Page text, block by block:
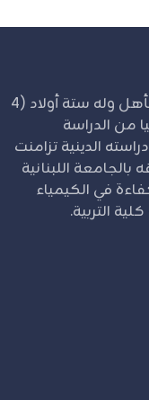
مواليد 1953 كفر فيلا - جنوب لبنان. متأهل وله ستة أولاد (4
من الدراسة
الدينية تزامنت
اللبنانية
في الكيمياء
التربية.